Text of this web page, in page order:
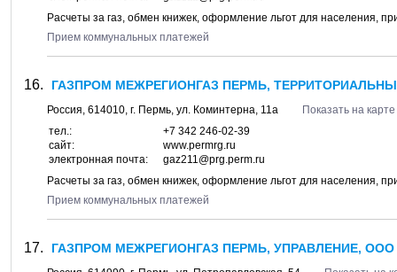
Расчеты за газ, обмен книжек, оформление льгот для населения,
Прием коммунальных платежей
ГАЗПРОМ МЕЖРЕГИОНГАЗ ПЕРМЬ,
Россия, 614010, г. Пермь, ул. Коминтерна, 11а
Показать на карте
тел.:
+7 342 246-02-39
сайт:
www.permrg.ru
электронная почта:
gaz211@prg.perm.ru
Расчеты за газ, обмен книжек, оформление льгот для населения,
Прием коммунальных платежей
ГАЗПРОМ МЕЖРЕГИОНГАЗ ПЕРМЬ, УПРАВЛЕНИЕ, ООО